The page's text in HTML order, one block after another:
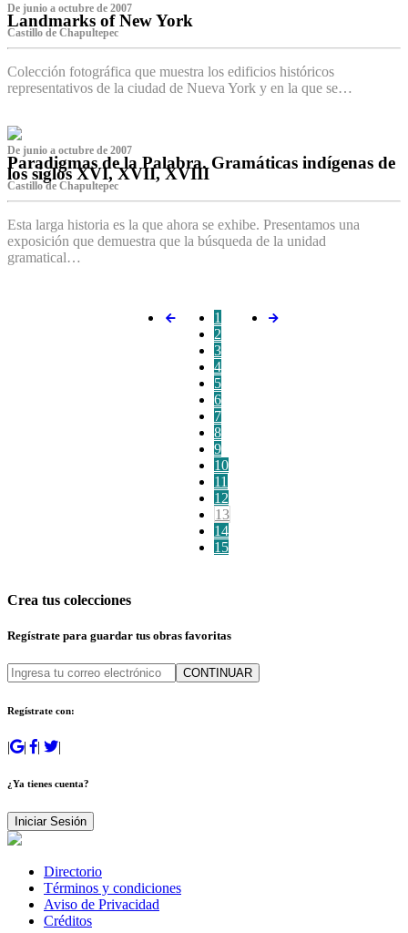
De junio a octubre de 2007
Landmarks of New York
Castillo de Chapultepec
Colección fotográfica que muestra los edificios históricos
representativos de la ciudad de Nueva York y en la que se…
De junio a octubre de 2007
Paradigmas de la Palabra. Gramáticas indígenas de
los siglos XVI, XVII, XVIII
Castillo de Chapultepec
Esta larga historia es la que ahora se exhibe. Presentamos una
exposición que demuestra que la búsqueda de la unidad
gramatical…
1
2
3
4
5
6
7
8
9
10
11
12
13
14
15
Crea tus colecciones
Regístrate para guardar tus obras favoritas
CONTINUAR
Regístrate con:
| | | |
¿Ya tienes cuenta?
Iniciar Sesión
Directorio
Términos y condiciones
Aviso de Privacidad
Créditos